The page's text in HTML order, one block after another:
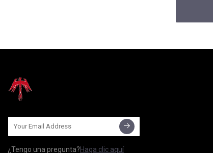
¿Tengo una pregunta?Haga clic aquí